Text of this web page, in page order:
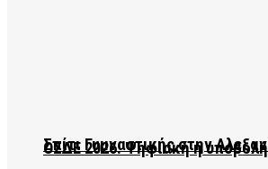
ΟΣΔΕ 2026: Ψηφιακή η
Σπίτι Γυμναστικής στην